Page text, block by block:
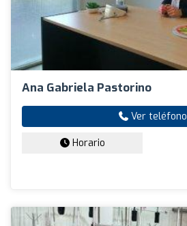
Ana Gabriela Pastorino
Ver teléfono
Horario